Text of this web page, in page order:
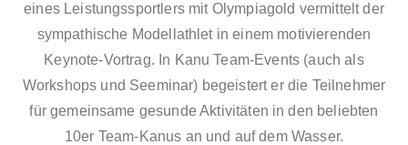
eines Leistungssportlers mit Olympiagold vermittelt der
sympathische Modellathlet in einem motivierenden
Keynote-Vortrag. In Kanu Team-Events (auch als
Workshops und Seeminar) begeistert er die Teilnehmer
für gemeinsame gesunde Aktivitäten in den beliebten
10er Team-Kanus an und auf dem Wasser.